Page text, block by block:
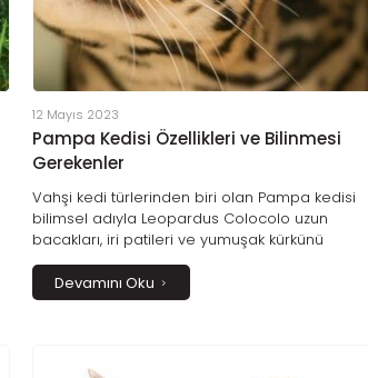
12 Mayıs 2023
Pampa Kedisi Özellikleri ve Bilinmesi
Gerekenler
Vahşi kedi türlerinden biri olan Pampa kedisi
bilimsel adıyla Leopardus Colocolo uzun
bacakları, iri patileri ve yumuşak kürkünü
kaplayan muhteşem desenleriyle büyüleyici bir
canlıdır. Güney Amerika’nın farklı bölgelerini
mesken tutan bu hayvanların büyük, orta irilikte
korumaya alınmışlardır.
Devamını Oku